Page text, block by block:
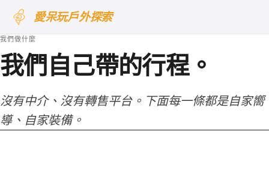
愛呆玩戶外探索
我們做什麼
我們自己帶的行程。
沒有中介、沒有轉售平台。下面每一條都是自家嚮
導、自家裝備。